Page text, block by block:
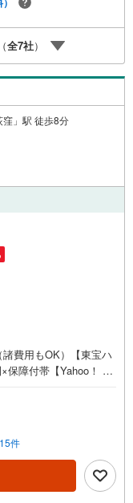
全7社）
」駅 徒歩8分
費用もOK）【東宝ハ
保障付帯【Yahoo！ 不
！ 不動産 物件ご成約
資料をもらう」「見
せください。※必ずY
さい。※PayPayボー
ん。ご案内・詳細な資
でのお問い合わせも
件